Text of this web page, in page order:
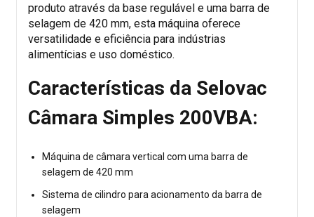
produto através da base regulável e uma barra de
selagem de 420 mm, esta máquina oferece
versatilidade e eficiência para indústrias
alimentícias e uso doméstico.
Características da Selovac
Câmara Simples 200VBA:
Máquina de câmara vertical com uma barra de
selagem de 420 mm
Sistema de cilindro para acionamento da barra de
selagem